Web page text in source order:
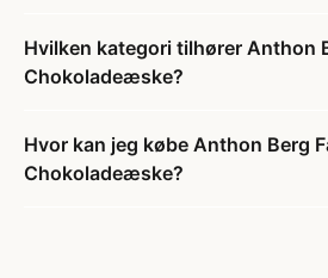
Hvilken kategori tilhører Anthon
Chokoladeæske?
Hvor kan jeg købe Anthon Berg
Chokoladeæske?